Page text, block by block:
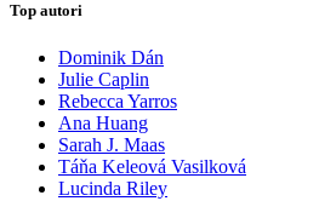
Top autori
Dominik Dán
Julie Caplin
Rebecca Yarros
Ana Huang
Sarah J. Maas
Táňa Keleová Vasilková
Lucinda Riley